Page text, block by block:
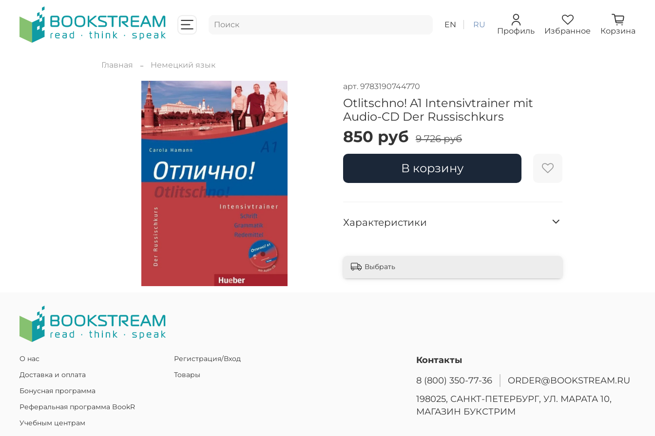
EN RU
Профиль Избранное Корзина
Главная Немецкий язык
арт. 9783190744770
Otlitschno! A1 Intensivtrainer mit
Audio-CD Der Russischkurs
850 руб 9 726 руб
В корзину
Характеристики
Выбрать
О нас
Доставка и оплата
Бонусная программа
Реферальная программа BookR
Учебным центрам
Регистрация/Вход
Товары
Контакты
8 (800) 350-77-36
ORDER@BOOKSTREAM.RU
198025, САНКТ-ПЕТЕРБУРГ, УЛ. МАРАТА 10,
МАГАЗИН БУКСТРИМ